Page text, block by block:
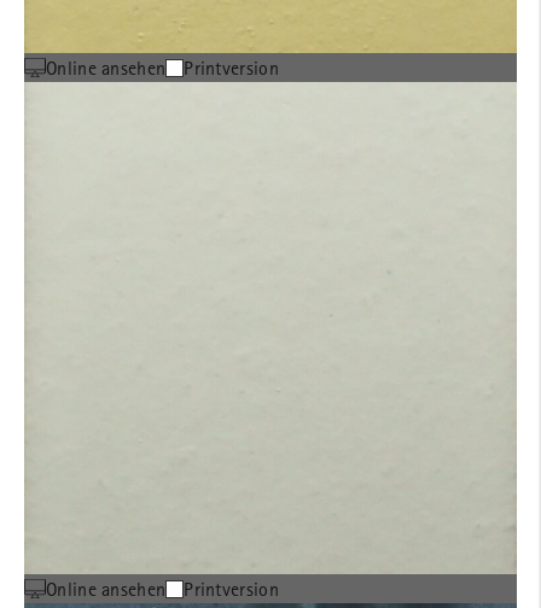
Online ansehen Printversion
Online ansehen Printversion